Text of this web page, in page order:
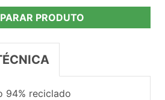
PRODUTO
94% reciclado